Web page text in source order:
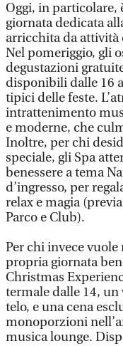
Oggi, in particolare,
giornata dedicata
arricchita da attività
Nel pomeriggio, gli
degustazioni
disponibili dalle 16
tipici delle feste.
intrattenimento
e moderne, che
Inoltre, per chi
speciale, gli Spa
benessere a tema
d’ingresso, per
relax e magia
Parco e Club).
Per chi invece
propria giornata
Christmas
termale dalle 14, un
telo, e una cena
monoporzioni
musica lounge.